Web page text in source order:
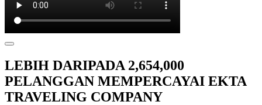
LEBIH DARIPADA 2,654,000
PELANGGAN MEMPERCAYAI EKTA
TRAVELING COMPANY